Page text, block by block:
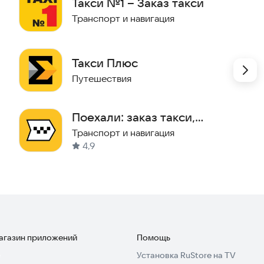
адрес назначения и тариф, способ оплаты.
отправьте ваши координаты с помощью одной
поезд?
Транспорт и навигация
Такси Плюс
Путешествия
Поехали: заказ такси,
доставка
Транспорт и навигация
4,9
приложений
Помощь
Установка RuStore на TV